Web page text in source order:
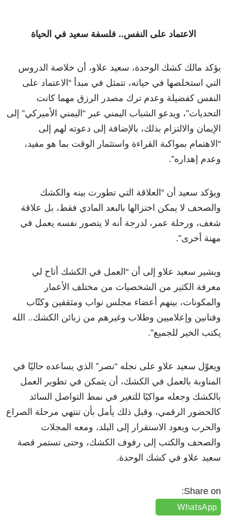
الاعتماد على النفس.. فلسفة سعيد في الحياة
يؤكد مالك كشك الوحدة، سعيد علاو، أن خلاصة الدروس
التي استخلصها في حياته، تتمثل في مبدأ “الاعتماد على
النفس كفضيلة وعدم ترك مصدر الرزق مهما كانت
التحديات”، ويدعو الشباب اليمني عبر “اليمني الأميركي” إلى
الإيمان والالتزام بذلك، بالإضافة إلى دعوته لهم إلى
“الاهتمام بمواكبة القراءة واستثمار الوقت بما هو مفيد،
وعدم إهداره”.
ويؤكد سعيد أن “العلاقة التي تطورت بينه والكشك
والصحف لا يمكن اختزالها بالبعد المادي فقط، بل علاقة
شغف، ورحلة عمر، لدرجة أنه لا يتصور نفسه يعمل في
مهنة أخرى”.
ويشير سعيد علاو إلى أن “العمل في الكشك أتاح لي
معرفة الكثير من الشخصيات من مختلف الأعمار
والمكونات، بينهم أعضاء مجلس نواب ومثقفين وكتّاب
وفنانين وإعلاميين وطلاب وغيرهم من زبائن الكشك.. الله
يكتب الخير للجميع”.
ويعوّل سعيد علاو على نجله “نصر” الذي يساعده حاليًا في
المناوبة بالعمل في الكشك، أن يتمكن في تطوير العمل
بالكشك وجعله مواكبًا للتغير في نمط التواصل السائد
كالحضور الرقمي، وقبل ذلك يأمل بأن تنتهي مرحلة الصراع
والحرب ويعود الاستقرار إلى البلد، ومعه المجلات
والصحف والكتب إلى رفوف الكشك، وحتى تستمر قصة
سعيد علاو في كشك الوحدة.
Share on:
WhatsApp